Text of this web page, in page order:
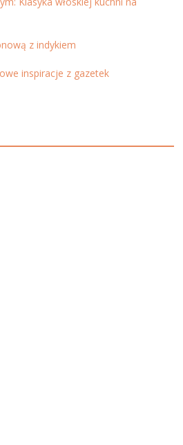
z indykiem
inspiracje z gazetek